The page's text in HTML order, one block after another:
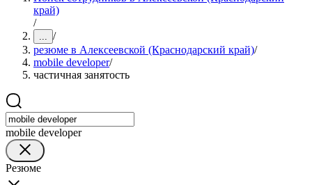
край)
/
... /
резюме в Алексеевской (Краснодарский край)/
mobile developer/
частичная занятость
mobile developer
Резюме